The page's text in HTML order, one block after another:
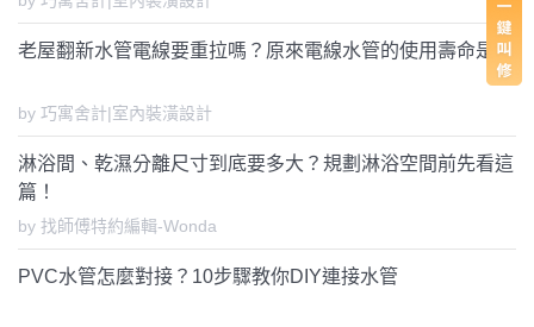
老屋翻新水管電線要重拉嗎？原來電線水管的使用壽命是...
by 巧寓舍計|室內裝潢設計
淋浴間、乾濕分離尺寸到底要多大？規劃淋浴空間前先看這
篇！
by 找師傅特約編輯-Wonda
PVC水管怎麼對接？10步驟教你DIY連接水管